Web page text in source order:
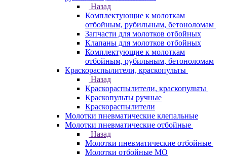
Назад
Комплектующие к молоткам
отбойным, рубильным, бетоноломам
Запчасти для молотков отбойных
Клапаны для молотков отбойных
Комплектующие к молоткам
отбойным, рубильным, бетоноломам
Краскораспылители, краскопульты
Назад
Краскораспылители, краскопульты
Краскопульты ручные
Краскораспылители
Молотки пневматические клепальные
Молотки пневматические отбойные
Назад
Молотки пневматические отбойные
Молотки отбойные МО